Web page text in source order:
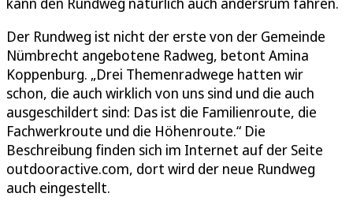
Der Rundweg ist nicht der erste von der Gemeinde
Nümbrecht angebotene Radweg, betont Amina
Koppenburg. „Drei Themenradwege hatten wir
schon, die auch wirklich von uns sind und die auch
ausgeschildert sind: Das ist die Familienroute, die
Fachwerkroute und die Höhenroute.“ Die
Beschreibung finden sich im Internet auf der Seite
outdooractive.com, dort wird der neue Rundweg
auch eingestellt.